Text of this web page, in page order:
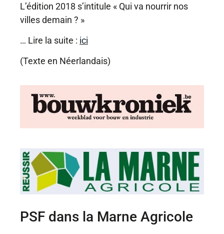
L’édition 2018 s’intitule « Qui va nourrir nos
villes demain ? »
… Lire la suite : ici
(Texte en Néerlandais)
PSF dans la Marne Agricole